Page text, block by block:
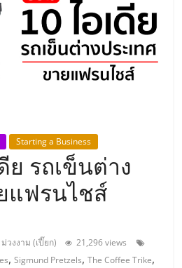
ทย,
Starting a Business
ย รถเข็นต่าง
แฟรนไชส์
วงงาม (เปี๊ยก)
21,296 views
,Sigmund Pretzels,The Coffee Trike,